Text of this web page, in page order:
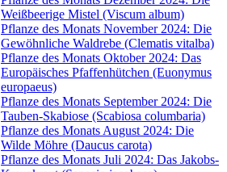
Weißbeerige Mistel (Viscum album)
Pflanze des Monats November 2024: Die
Gewöhnliche Waldrebe (Clematis vitalba)
Pflanze des Monats Oktober 2024: Das
Europäisches Pfaffenhütchen (Euonymus
europaeus)
Pflanze des Monats September 2024: Die
Tauben-Skabiose (Scabiosa columbaria)
Pflanze des Monats August 2024: Die
Wilde Möhre (Daucus carota)
Pflanze des Monats Juli 2024: Das Jakobs-